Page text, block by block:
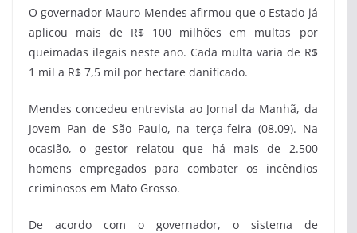
O governador Mauro Mendes afirmou que o Estado já
aplicou mais de R$ 100 milhões em multas por
queimadas ilegais neste ano. Cada multa varia de R$
1 mil a R$ 7,5 mil por hectare danificado.
Mendes concedeu entrevista ao Jornal da Manhã, da
Jovem Pan de São Paulo, na terça-feira (08.09). Na
ocasião, o gestor relatou que há mais de 2.500
homens empregados para combater os incêndios
criminosos em Mato Grosso.
De acordo com o governador, o sistema de